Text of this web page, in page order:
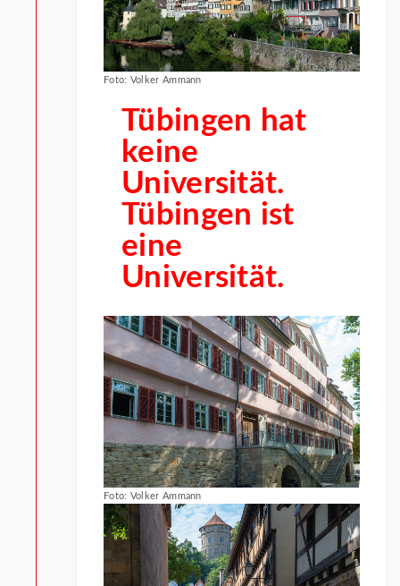
Foto: Volker Ammann
Tübingen hat
keine
Universität.
Tübingen ist
eine
Universität.
Foto: Volker Ammann